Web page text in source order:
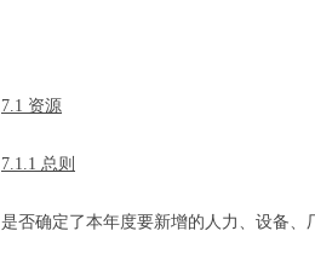
7.1 资源
7.1.1 总则
是否确定了本年度要新增的人力、设备